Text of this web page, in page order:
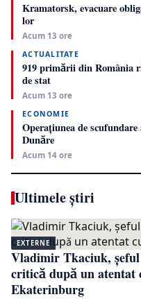
Kramatorsk, evacuare
lor
Acum 13 ore
ACTUALITATE
919 primării din România
de stat
Acum 13 ore
ECONOMIE
Operațiunea de
Dunăre
Acum 14 ore
Ultimele știri
EXTERNE
Vladimir Tkaciuk, șeful
critică după un atentat
Ekaterinburg